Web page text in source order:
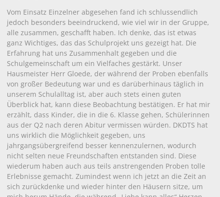
Vom Einsatz Einzelner abgesehen fand ich schlussendlich
jedoch besonders beeindruckend, wie viel wir in der Gruppe,
alle zusammen, geschafft haben. Ich denke, das ist etwas
ganz Wichtiges, das das Schulprojekt uns gezeigt hat. Die
Erfahrung hat uns Zusammenhalt gegeben und die
Schulgemeinschaft um ein Vielfaches gestärkt. Unser
Hausmeister Herr Gloede, der während der Proben ebenfalls
von großer Bedeutung war und es darüberhinaus täglich in
unserem Schulalltag ist, aber auch stets einen guten
Überblick hat, kann diese Beobachtung bestätigen. Er hat mir
erzählt, dass Kinder, die in die 6. Klasse gehen, Schülerinnen
aus der Q2 nach deren Abitur vermissen würden. DKDTS hat
uns wirklich die Möglichkeit gegeben, uns
jahrgangsübergreifend besser kennenzulernen, wodurch
nicht selten neue Freundschaften entstanden sind. Diese
wiederum haben auch aus teils anstrengenden Proben tolle
Erlebnisse gemacht. Zumindest wenn ich jetzt an die Zeit an
sich zurückdenke und wieder hinter den Häusern sitze, um